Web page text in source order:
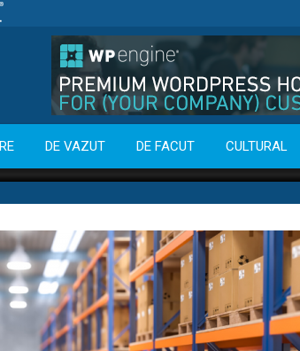
DE VAZUT DE FACUT CULTURAL